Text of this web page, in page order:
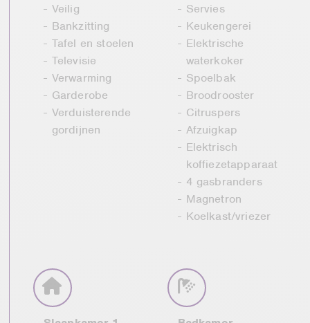
Veilig
Bankzitting
Tafel en stoelen
Televisie
Verwarming
Garderobe
Verduisterende
gordijnen
Servies
Keukengerei
Elektrische
waterkoker
Spoelbak
Broodrooster
Citruspers
Afzuigkap
Elektrisch
koffiezetapparaat
4 gasbranders
Magnetron
Koelkast/vriezer